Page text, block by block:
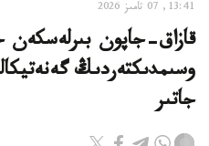
13:41, 07 تامىز 2026
قازاق-جاپون بىرلەسكەن
وسىمدىكتەردىڭ
جاتىر